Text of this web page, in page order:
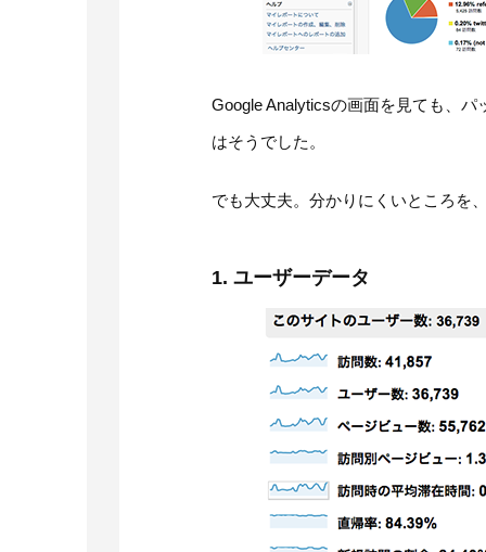
Google Analyticsの画面を見ても、
はそうでした。
でも大丈夫。分かりにくいところを
1. ユーザーデータ